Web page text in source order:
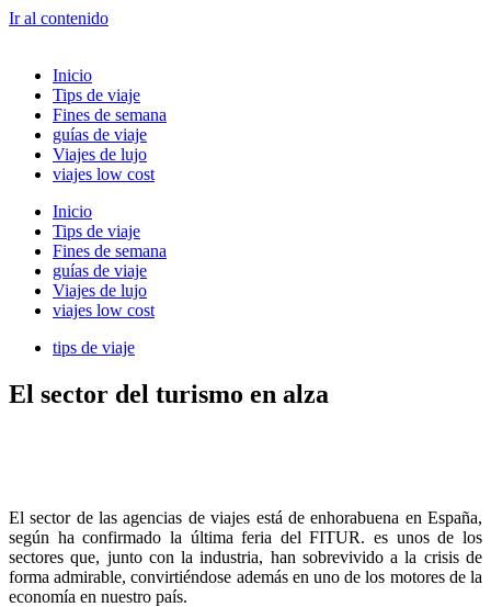
Ir al contenido
Inicio
Tips de viaje
Fines de semana
guías de viaje
Viajes de lujo
viajes low cost
Inicio
Tips de viaje
Fines de semana
guías de viaje
Viajes de lujo
viajes low cost
tips de viaje
El sector del turismo en alza
El sector de las agencias de viajes está de enhorabuena en España,
según ha confirmado la última feria del FITUR. es unos de los
sectores que, junto con la industria, han sobrevivido a la crisis de
forma admirable, convirtiéndose además en uno de los motores de la
economía en nuestro país.